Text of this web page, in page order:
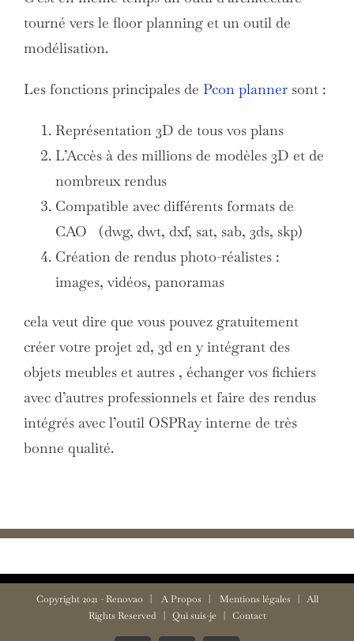
tourné vers le floor planning et un outil de
modélisation.
Les fonctions principales de Pcon planner sont :
Représentation 3D de tous vos plans
L’Accès à des millions de modèles 3D et de
nombreux rendus
Compatible avec différents formats de
CAO (dwg, dwt, dxf, sat, sab, 3ds, skp)
Création de rendus photo-réalistes :
images, vidéos, panoramas
cela veut dire que vous pouvez gratuitement
créer votre projet 2d, 3d en y intégrant des
objets meubles et autres , échanger vos fichiers
avec d’autres professionnels et faire des rendus
intégrés avec l’outil OSPRay interne de très
bonne qualité.
Copyright 2021 -Renovao | A Propos| Mentions légales| All
Rights Reserved | Qui suis-je | Contact